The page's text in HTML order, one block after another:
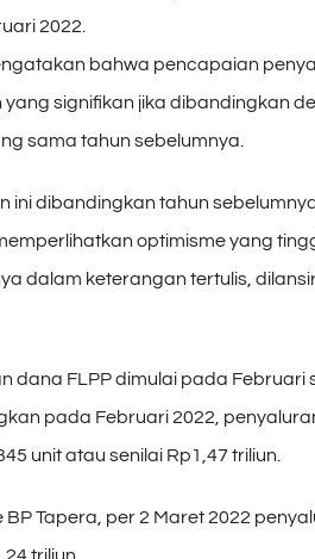
2022.
bahwa pencapaian
signifikan jika dibandingkan
sama tahun sebelumnya.
ini dibandingkan tahun
optimisme yang
dalam keterangan tertulis,
dana FLPP dimulai pada Februari
pada Februari 2022,
unit atau senilai Rp1,47 triliun.
Tapera, per 2 Maret 2022